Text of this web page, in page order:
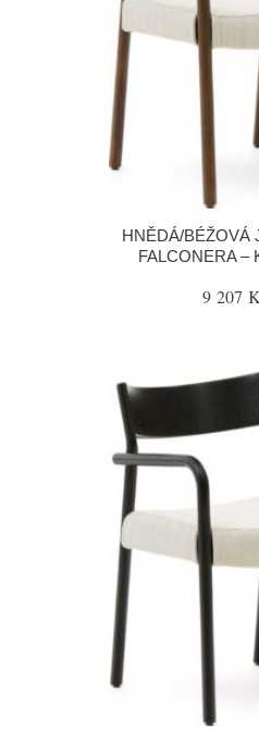
HNĚDÁ/BÉŽOVÁ
FALCONERA –
9 207